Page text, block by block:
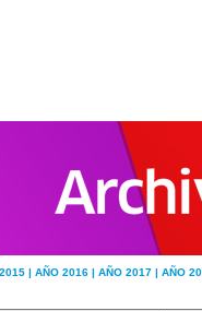
| AÑO 2016 | AÑO 2017 | AÑO